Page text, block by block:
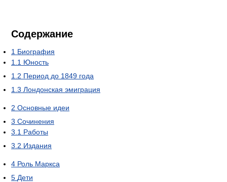
Содержание
1 Биография
1.1 Юность
1.2 Период до 1849 года
1.3 Лондонская эмиграция
2 Основные идеи
3 Сочинения
3.1 Работы
3.2 Издания
4 Роль Маркса
5 Дети